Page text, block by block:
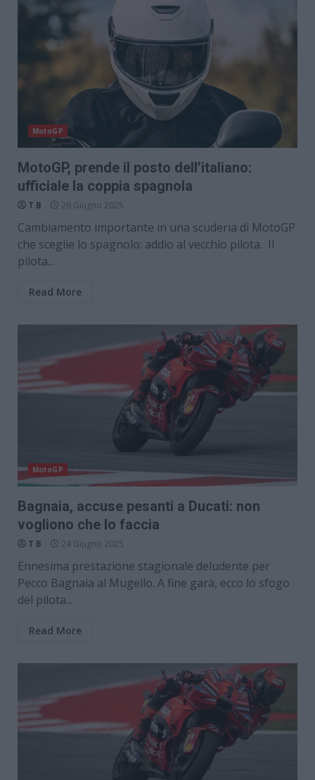
MotoGP
MotoGP, prende il posto dell’italiano:
ufficiale la coppia spagnola
T B 26 Giugno 2025
Cambiamento importante in una scuderia di MotoGP
che sceglie lo spagnolo: addio al vecchio pilota. Il
pilota...
Read More
MotoGP
Bagnaia, accuse pesanti a Ducati: non
vogliono che lo faccia
T B 24 Giugno 2025
Ennesima prestazione stagionale deludente per
Pecco Bagnaia al Mugello. A fine gara, ecco lo sfogo
del pilota...
Read More